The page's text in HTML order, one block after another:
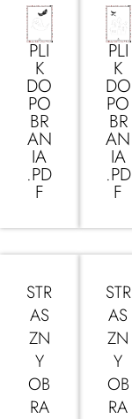
PLI
K
DO
PO
BR
AN
IA
.PD
F
PLI
K
DO
PO
BR
AN
IA
.PD
F
STR
AS
ZN
Y
OB
RA
STR
AS
ZN
Y
OB
RA